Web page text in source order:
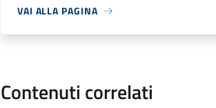
VAI ALLA PAGINA
Contenuti correlati